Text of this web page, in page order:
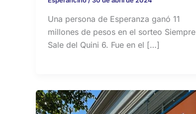
Una persona de Esperanza ganó 11
millones de pesos en el sorteo Siempre
Sale del Quini 6. Fue en el […]